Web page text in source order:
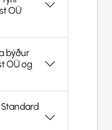
OÜ
býður
OÜ og